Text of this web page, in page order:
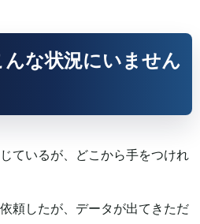
な状況にいません
ているが、どこから手をつけれ
頼したが、データが出てきただ